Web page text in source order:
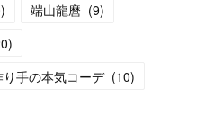
) 端山龍麿 (9)
)
り手の本気コーデ (10)